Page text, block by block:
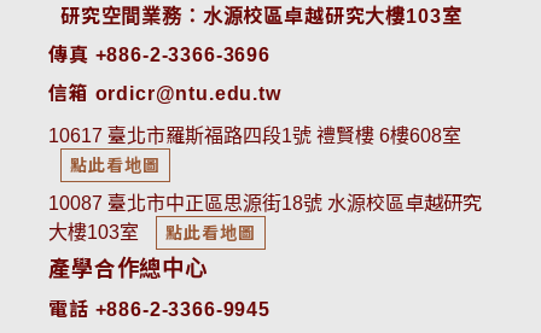
研究空間業務：水源校區卓越研究大樓103室
傳真 +886-2-3366-3696
信箱 ordicr@ntu.edu.tw
10617 臺北市羅斯福路四段1號 禮賢樓 6樓608室
點此看地圖
10087 臺北市中正區思源街18號 水源校區卓越研究
大樓103室
點此看地圖
產學合作總中心
電話 +886-2-3366-9945